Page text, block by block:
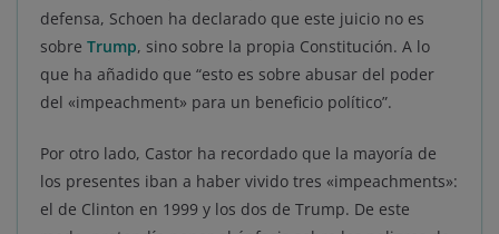
defensa, Schoen ha declarado que este juicio no es
sobre Trump, sino sobre la propia Constitución. A lo
que ha añadido que “esto es sobre abusar del poder
del «impeachment» para un beneficio político”.
Por otro lado, Castor ha recordado que la mayoría de
los presentes iban a haber vivido tres «impeachments»:
el de Clinton en 1999 y los dos de Trump. De este